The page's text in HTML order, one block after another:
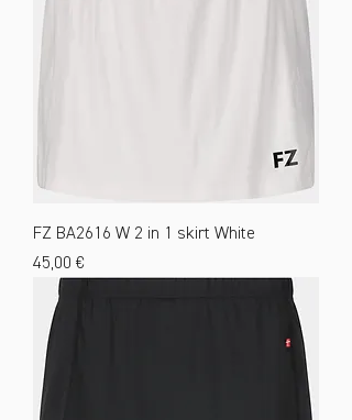
FZ BA2616 W 2 in 1 skirt White
Preis
45,00 €